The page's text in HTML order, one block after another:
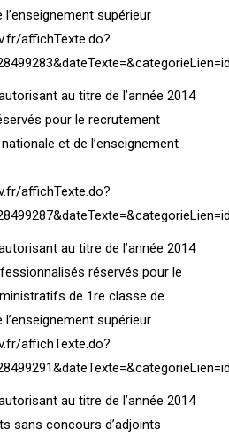
supérieur
affichTexte.do?
au titre de l’année 2014
pour le recrutement
et de l’enseignement
affichTexte.do?
au titre de l’année 2014
réservés pour le
de 1re classe de
supérieur
affichTexte.do?
au titre de l’année 2014
sans concours d’adjoints